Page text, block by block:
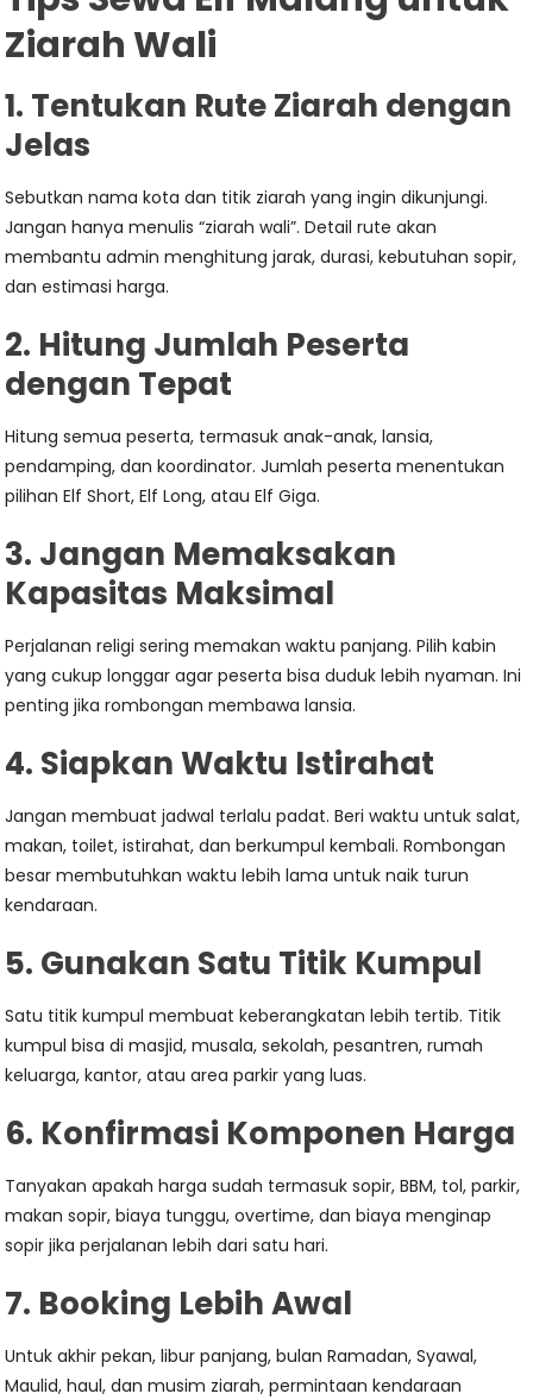
Ziarah Wali
1. Tentukan Rute Ziarah dengan
Jelas
Sebutkan nama kota dan titik ziarah yang ingin dikunjungi.
Jangan hanya menulis “ziarah wali”. Detail rute akan
membantu admin menghitung jarak, durasi, kebutuhan sopir,
dan estimasi harga.
2. Hitung Jumlah Peserta
dengan Tepat
Hitung semua peserta, termasuk anak-anak, lansia,
pendamping, dan koordinator. Jumlah peserta menentukan
pilihan Elf Short, Elf Long, atau Elf Giga.
3. Jangan Memaksakan
Kapasitas Maksimal
Perjalanan religi sering memakan waktu panjang. Pilih kabin
yang cukup longgar agar peserta bisa duduk lebih nyaman. Ini
penting jika rombongan membawa lansia.
4. Siapkan Waktu Istirahat
Jangan membuat jadwal terlalu padat. Beri waktu untuk salat,
makan, toilet, istirahat, dan berkumpul kembali. Rombongan
besar membutuhkan waktu lebih lama untuk naik turun
kendaraan.
5. Gunakan Satu Titik Kumpul
Satu titik kumpul membuat keberangkatan lebih tertib. Titik
kumpul bisa di masjid, musala, sekolah, pesantren, rumah
keluarga, kantor, atau area parkir yang luas.
6. Konfirmasi Komponen Harga
Tanyakan apakah harga sudah termasuk sopir, BBM, tol, parkir,
makan sopir, biaya tunggu, overtime, dan biaya menginap
sopir jika perjalanan lebih dari satu hari.
7. Booking Lebih Awal
Untuk akhir pekan, libur panjang, bulan Ramadan, Syawal,
Maulid, haul, dan musim ziarah, permintaan kendaraan